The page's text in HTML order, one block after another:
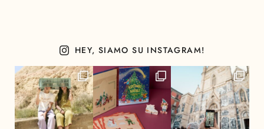
HEY, SIAMO SU INSTAGRAM!